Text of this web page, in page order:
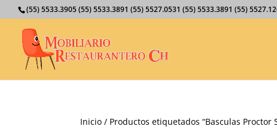
(55) 5533.3905 (55) 5533.3891 (55) 5527.0531 (55) 5533.3891 (55)
Inicio / Productos etiquetados “Basculas Proctor